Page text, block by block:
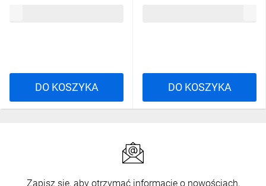
DO KOSZYKA DO KOSZYKA
Zapisz się, aby otrzymać informacje o nowościach,